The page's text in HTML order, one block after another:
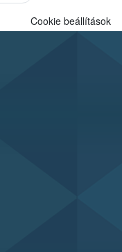
Cookie beállítások